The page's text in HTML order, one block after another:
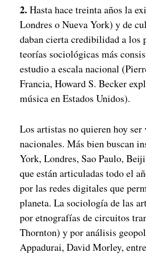
2. Hasta hace treinta años la
Londres o Nueva York) y de
daban cierta credibilidad a los
teorías sociológicas más
estudio a escala nacional
Francia, Howard S. Becker
música en Estados Unidos).
Los artistas no quieren hoy
nacionales. Más bien buscan
York, Londres, Sao Paulo,
que están articuladas todo el
por las redes digitales que
planeta. La sociología de las
por etnografías de circuitos
Thornton) y por análisis
Appadurai, David Morley,